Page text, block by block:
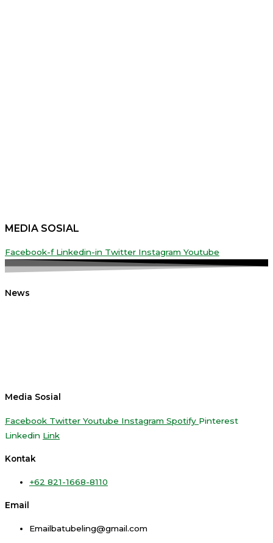
MEDIA SOSIAL
Facebook-f Linkedin-in Twitter Instagram Youtube
News
Media Sosial
Facebook Twitter Youtube Instagram Spotify Pinterest
Linkedin Link
Kontak
+62 821-1668-8110
Email
Emailbatubeling@gmail.com